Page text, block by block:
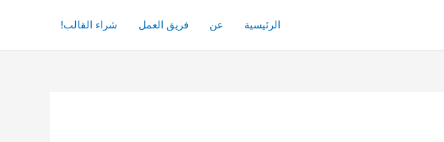
الرئيسية عن فريق العمل شراء القالب!